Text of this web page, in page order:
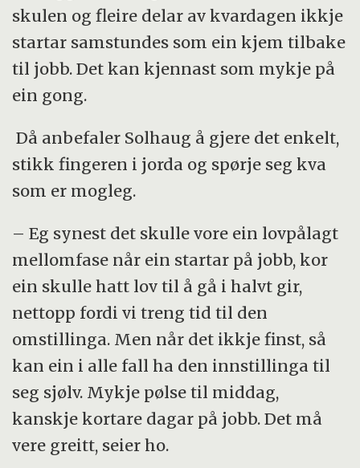
skulen og fleire delar av kvardagen ikkje
startar samstundes som ein kjem tilbake
til jobb. Det kan kjennast som mykje på
ein gong.
Då anbefaler Solhaug å gjere det enkelt,
stikk fingeren i jorda og spørje seg kva
som er mogleg.
– Eg synest det skulle vore ein lovpålagt
mellomfase når ein startar på jobb, kor
ein skulle hatt lov til å gå i halvt gir,
nettopp fordi vi treng tid til den
omstillinga. Men når det ikkje finst, så
kan ein i alle fall ha den innstillinga til
seg sjølv. Mykje pølse til middag,
kanskje kortare dagar på jobb. Det må
vere greitt, seier ho.